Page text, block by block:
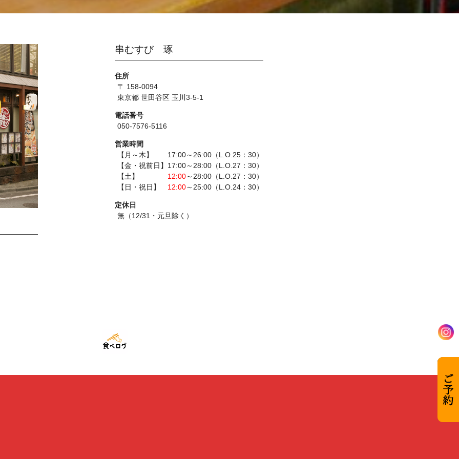
串むすび 琢
住所
〒 158-0094
東京都 世田谷区 玉川3-5-1
電話番号
050-7576-5116
営業時間
【月～木】 17:00～26:00（L.O.25：30）
【金・祝前日】17:00～28:00（L.O.27：30）
【土】 12:00～28:00（L.O.27：30）
【日・祝日】 12:00～25:00（L.O.24：30）
定休日
無（12/31・元旦除く）